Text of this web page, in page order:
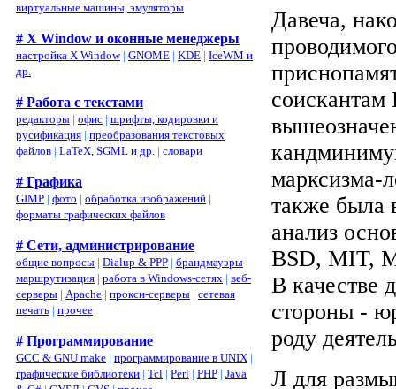
виртуальные машины, эмуляторы
# X Window и оконные менеджеры
настройка X Window| GNOME | KDE | IceWM и
др.
# Работа с текстами
редакторы | офис | шрифты, кодировки и
русификация | преобразования текстовых
файлов | LaTeX, SGML и др. | словари
# Графика
GIMP | фото | обработка изображений |
форматы графических файлов
# Сети, администрирование
общие вопросы | Dialup & PPP | брандмауэры |
маршрутизация | работа в Windows-сетях | веб-
серверы | Apache | прокси-серверы | сетевая
печать | прочее
# Программирование
GCC & GNU make | программирование в UNIX |
графические библиотеки | Tcl | Perl | PHP | Java
Давеча,
марксизма-
также была
анализ
BSD, MIT,
В качестве
стороны -
роду
Л для